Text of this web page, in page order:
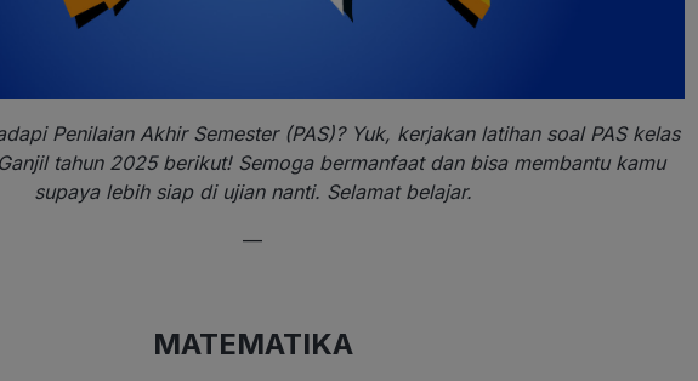
Penilaian Akhir Semester (PAS)? Yuk, kerjakan latihan soal PAS kelas
tahun 2025 berikut! Semoga bermanfaat dan bisa membantu kamu
supaya lebih siap di ujian nanti. Selamat belajar.
—
MATEMATIKA